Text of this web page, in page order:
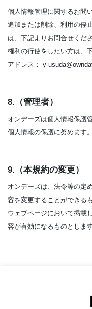
個人情報管理に関するお問
追加または削除、利用の停
は、下記よりお問合せくだ
権利の行使をしたい方は、
アドレス： y-
8.（管理者）
オンデーズは個人情報保護
個人情報の保護に努めます。
9.（本規約の変更）
オンデーズは、法令等の定
容を変更することができる
ウェブページにおいて掲載
容が有効になるものとします